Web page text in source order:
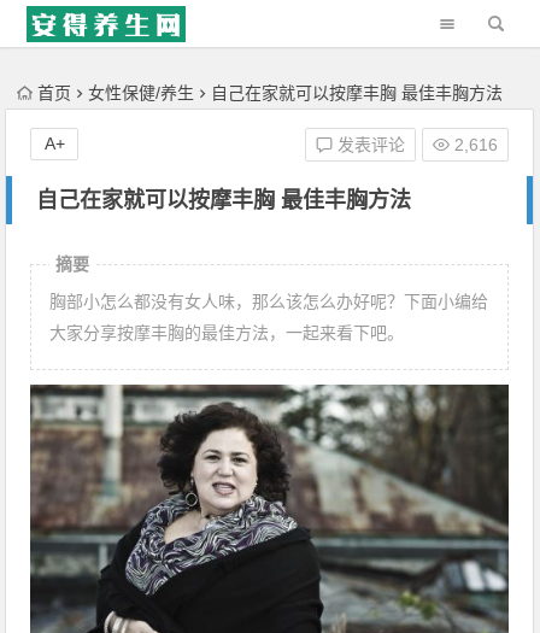
'); })();
首页 女性保健/养生 自己在家就可以按摩丰胸 最佳丰胸方法
自己在家就可以按摩丰胸 最佳丰胸方法
发表评论 2,616
A+
摘要
胸部小怎么都没有女人味，那么该怎么办好呢？下面小编给
大家分享按摩丰胸的最佳方法，一起来看下吧。